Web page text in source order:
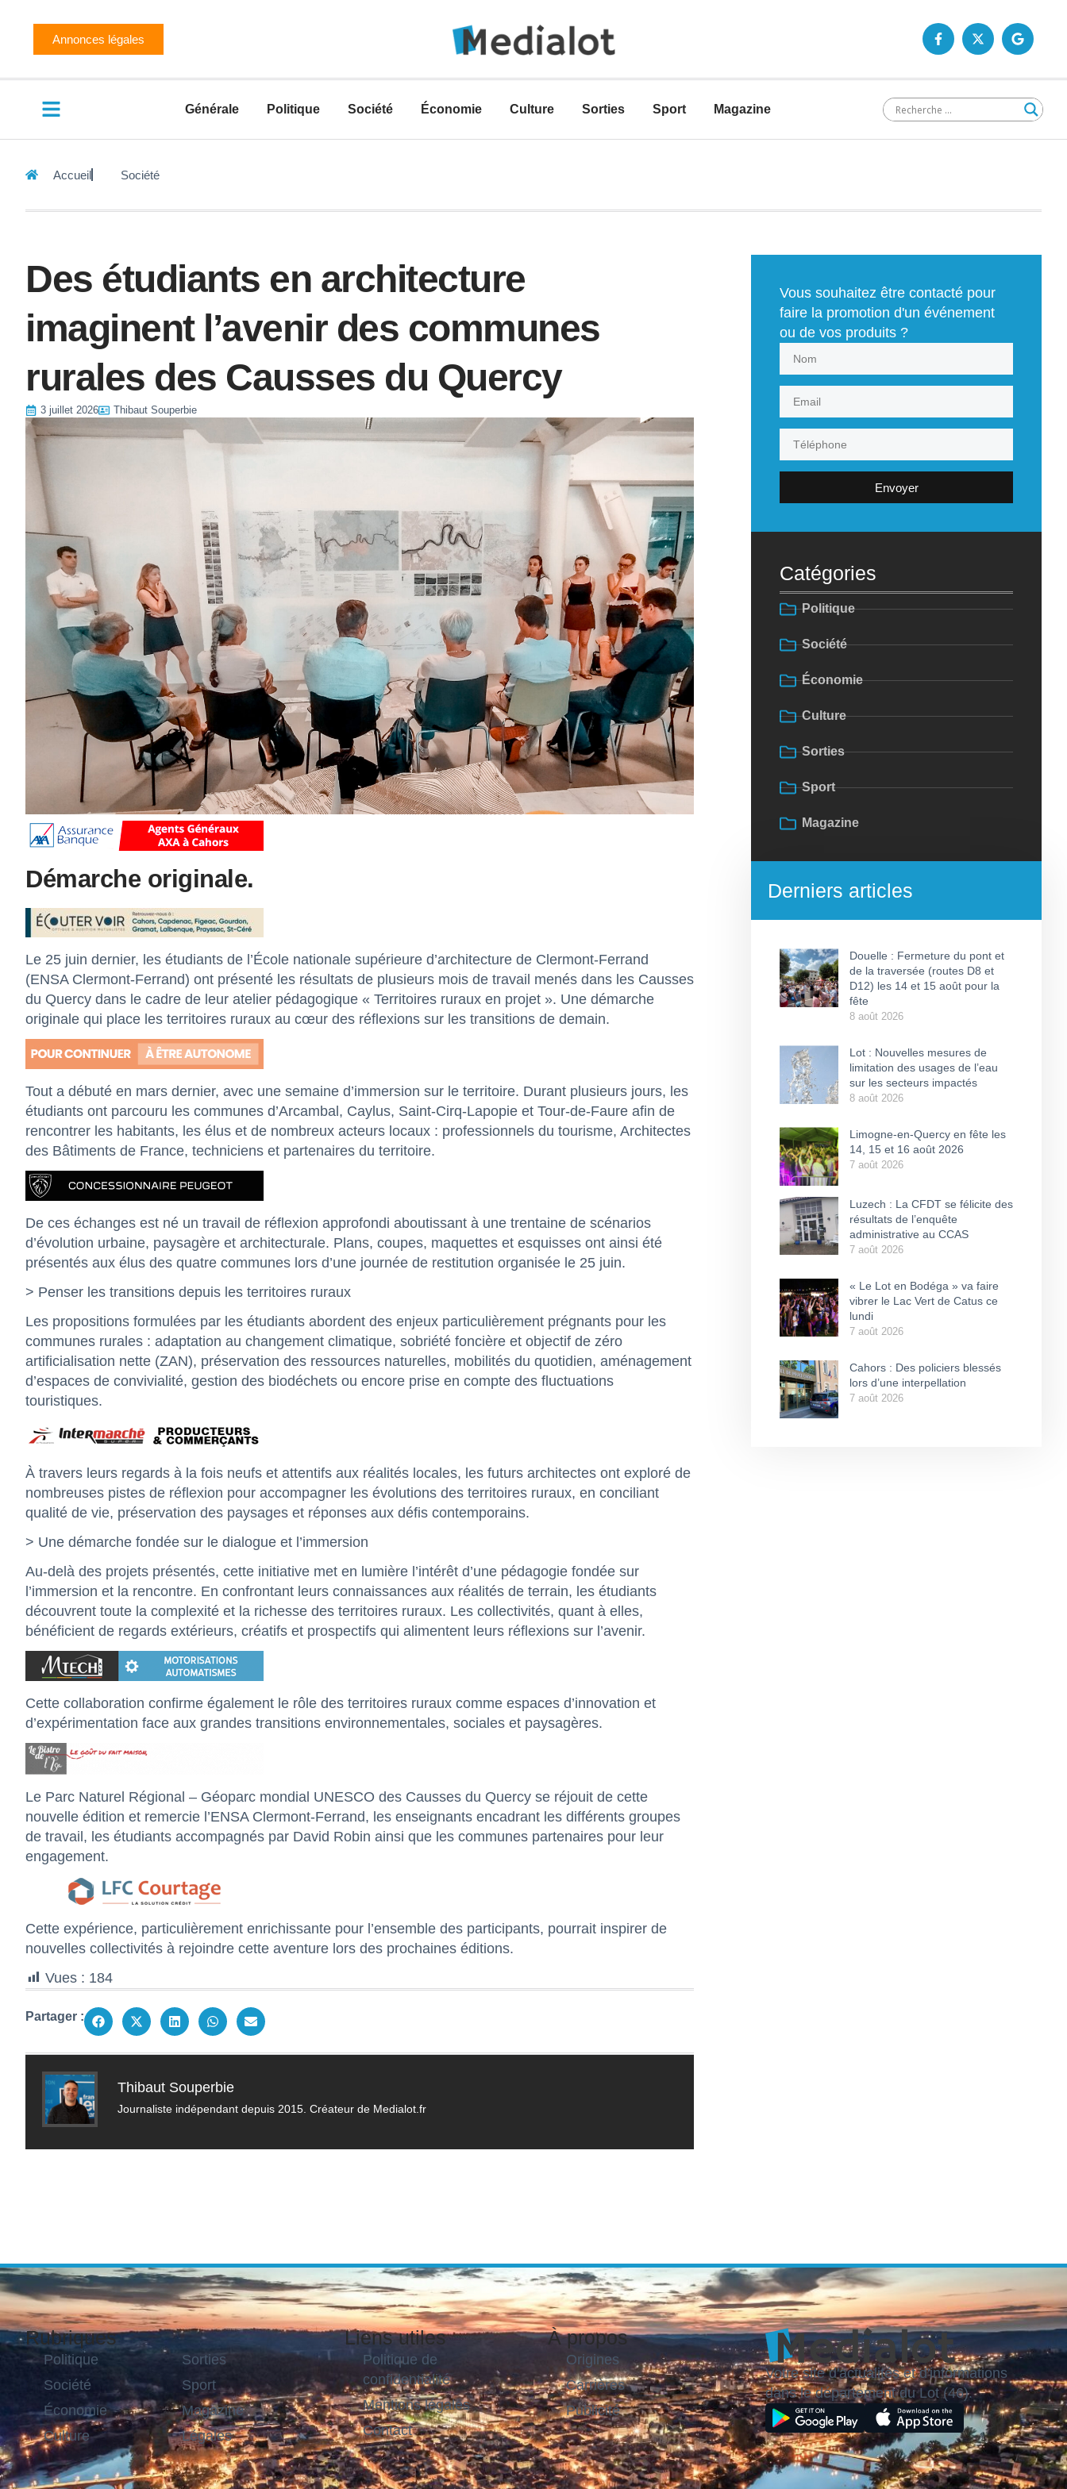
Annonces légales
Générale Politique Société Économie Culture Sorties Sport Magazine
Accueil Société
Des étudiants en architecture
imaginent l’avenir des communes
rurales des Causses du Quercy
3 juillet 2026 Thibaut Souperbie
Démarche originale.
Le 25 juin dernier, les étudiants de l’École nationale supérieure d’architecture de Clermont-Ferrand
(ENSA Clermont-Ferrand) ont présenté les résultats de plusieurs mois de travail menés dans les Causses
du Quercy dans le cadre de leur atelier pédagogique « Territoires ruraux en projet ». Une démarche
originale qui place les territoires ruraux au cœur des réflexions sur les transitions de demain.
Tout a débuté en mars dernier, avec une semaine d’immersion sur le territoire. Durant plusieurs jours, les
étudiants ont parcouru les communes d’Arcambal, Caylus, Saint-Cirq-Lapopie et Tour-de-Faure afin de
rencontrer les habitants, les élus et de nombreux acteurs locaux : professionnels du tourisme, Architectes
des Bâtiments de France, techniciens et partenaires du territoire.
De ces échanges est né un travail de réflexion approfondi aboutissant à une trentaine de scénarios
d’évolution urbaine, paysagère et architecturale. Plans, coupes, maquettes et esquisses ont ainsi été
présentés aux élus des quatre communes lors d’une journée de restitution organisée le 25 juin.
> Penser les transitions depuis les territoires ruraux
Les propositions formulées par les étudiants abordent des enjeux particulièrement prégnants pour les
communes rurales : adaptation au changement climatique, sobriété foncière et objectif de zéro
artificialisation nette (ZAN), préservation des ressources naturelles, mobilités du quotidien, aménagement
d’espaces de convivialité, gestion des biodéchets ou encore prise en compte des fluctuations
touristiques.
À travers leurs regards à la fois neufs et attentifs aux réalités locales, les futurs architectes ont exploré de
nombreuses pistes de réflexion pour accompagner les évolutions des territoires ruraux, en conciliant
qualité de vie, préservation des paysages et réponses aux défis contemporains.
> Une démarche fondée sur le dialogue et l’immersion
Au-delà des projets présentés, cette initiative met en lumière l’intérêt d’une pédagogie fondée sur
l’immersion et la rencontre. En confrontant leurs connaissances aux réalités de terrain, les étudiants
découvrent toute la complexité et la richesse des territoires ruraux. Les collectivités, quant à elles,
bénéficient de regards extérieurs, créatifs et prospectifs qui alimentent leurs réflexions sur l’avenir.
Cette collaboration confirme également le rôle des territoires ruraux comme espaces d’innovation et
d’expérimentation face aux grandes transitions environnementales, sociales et paysagères.
Le Parc Naturel Régional – Géoparc mondial UNESCO des Causses du Quercy se réjouit de cette
nouvelle édition et remercie l’ENSA Clermont-Ferrand, les enseignants encadrant les différents groupes
de travail, les étudiants accompagnés par David Robin ainsi que les communes partenaires pour leur
engagement.
Cette expérience, particulièrement enrichissante pour l’ensemble des participants, pourrait inspirer de
nouvelles collectivités à rejoindre cette aventure lors des prochaines éditions.
Vues : 184
Partager :
Thibaut Souperbie
Journaliste indépendant depuis 2015. Créateur de Medialot.fr
Vous souhaitez être contacté pour
faire la promotion d'un événement
ou de vos produits ?
Envoyer
Catégories
Politique
Société
Économie
Culture
Sorties
Sport
Magazine
Derniers articles
Douelle : Fermeture du pont et
de la traversée (routes D8 et
D12) les 14 et 15 août pour la
fête
8 août 2026
Lot : Nouvelles mesures de
limitation des usages de l’eau
sur les secteurs impactés
8 août 2026
Limogne-en-Quercy en fête les
14, 15 et 16 août 2026
7 août 2026
Luzech : La CFDT se félicite des
résultats de l’enquête
administrative au CCAS
7 août 2026
« Le Lot en Bodéga » va faire
vibrer le Lac Vert de Catus ce
lundi
7 août 2026
Cahors : Des policiers blessés
lors d’une interpellation
7 août 2026
Rubriques
Politique
Société
Économie
Culture
Sorties
Sport
Magazine
Légales
Liens utiles
Politique de
confidentialité
Mentions légales
Contact
À propos
Origines
Carrières
Publicité
Votre site d'actualités et d'informations
dans le département du Lot (46).